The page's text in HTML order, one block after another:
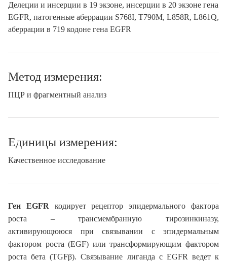
Делеции и инсерции в 19 экзоне, инсерции в 20 экзоне гена
EGFR, патогенные аберрации S768I, T790M, L858R, L861Q,
аберрации в 719 кодоне гена EGFR
Метод измерения:
ПЦР и фрагментный анализ
Единицы измерения:
Качественное исследование
Ген EGFR кодирует рецептор эпидермального фактора
роста – трансмембранную тирозинкиназу,
активирующююся при связывании с эпидермальным
фактором роста (EGF) или трансформирующим фактором
роста бета (TGFβ). Связывание лиганда с EGFR ведет к